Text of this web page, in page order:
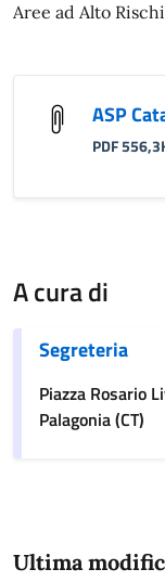
Aree ad Alto
ASP
PDF
A cura di
Segreteria
Piazza Rosario
Palagonia (CT)
Ultima